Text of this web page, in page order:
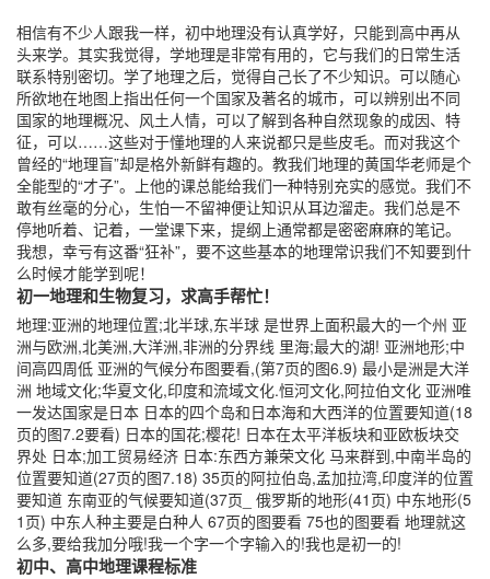
相信有不少人跟我一样，初中地理没有认真学好，只能到高中再从
头来学。其实我觉得，学地理是非常有用的，它与我们的日常生活
联系特别密切。学了地理之后，觉得自己长了不少知识。可以随心
所欲地在地图上指出任何一个国家及著名的城市，可以辨别出不同
国家的地理概况、风土人情，可以了解到各种自然现象的成因、特
征，可以……这些对于懂地理的人来说都只是些皮毛。而对我这个
曾经的“地理盲”却是格外新鲜有趣的。教我们地理的黄国华老师是个
全能型的“才子”。上他的课总能给我们一种特别充实的感觉。我们不
敢有丝毫的分心，生怕一不留神便让知识从耳边溜走。我们总是不
停地听着、记着，一堂课下来，提纲上通常都是密密麻麻的笔记。
我想，幸亏有这番“狂补”，要不这些基本的地理常识我们不知要到什
么时候才能学到呢！
初一地理和生物复习，求高手帮忙！
地理:亚洲的地理位置;北半球,东半球 是世界上面积最大的一个州 亚
洲与欧洲,北美洲,大洋洲,非洲的分界线 里海;最大的湖! 亚洲地形;中
间高四周低 亚洲的气候分布图要看,(第7页的图6.9) 最小是洲是大洋
洲 地域文化;华夏文化,印度和流域文化.恒河文化,阿拉伯文化 亚洲唯
一发达国家是日本 日本的四个岛和日本海和大西洋的位置要知道(18
页的图7.2要看) 日本的国花;樱花! 日本在太平洋板块和亚欧板块交
界处 日本;加工贸易经济 日本:东西方兼荣文化 马来群到,中南半岛的
位置要知道(27页的图7.18) 35页的阿拉伯岛,孟加拉湾,印度洋的位置
要知道 东南亚的气候要知道(37页_ 俄罗斯的地形(41页) 中东地形(5
1页) 中东人种主要是白种人 67页的图要看 75也的图要看 地理就这
么多,要给我加分哦!我一个字一个字输入的!我也是初一的!
初中、高中地理课程标准